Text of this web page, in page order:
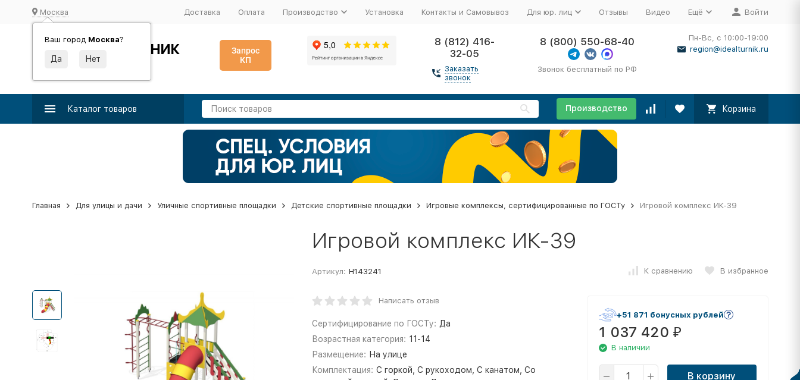
Москва
Ваш город Москва?
Доставка Оплата Производство Установка Контакты и Самовывоз Для юр. лиц Отзывы Видео Ещё Войти
ИДЕАЛЬНЫЙ ТУРНИК
Производство и поставка спортивного оборудования
Запрос
КП
8 (812) 416-
32-05
Заказать
звонок
8 (800) 550-68-40
Звонок бесплатный по РФ
Пн-Вс, с 10:00-19:00
region@idealturnik.ru
Каталог товаров Производство Корзина
Главная Для улицы и дачи Уличные спортивные площадки Детские спортивные площадки Игровые комплексы, сертифицированные по ГОСТу Игровой комплекс ИК-39
Игровой комплекс ИК-39
Артикул: Н143241 К сравнению В избранное
Написать отзыв
Сертифицирование по ГОСТу: Да
Возрастная категория: 11-14
Размещение: На улице
Комплектация: С горкой, С рукоходом, С канатом, Со
+51 871 бонусных рублей
1 037 420 ₽
В наличии
В корзину